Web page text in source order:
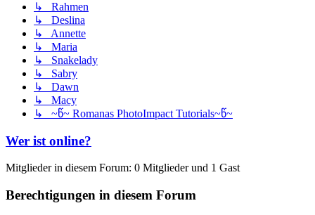
↳ Rahmen
↳ Deslina
↳ Annette
↳ Maria
↳ Snakelady
↳ Sabry
↳ Dawn
↳ Macy
↳ ~წ~ Romanas PhotoImpact Tutorials~წ~
Wer ist online?
Mitglieder in diesem Forum: 0 Mitglieder und 1 Gast
Berechtigungen in diesem Forum